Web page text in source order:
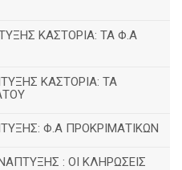
ΚΑΣΤΟΡΙΑ: ΤΑ Φ.Α
ΚΑΣΤΟΡΙΑ: ΤΑ
Φ.Α ΠΡΟΚΡΙΜΑΤΙΚΩΝ
: ΟΙ ΚΛΗΡΩΣΕΙΣ